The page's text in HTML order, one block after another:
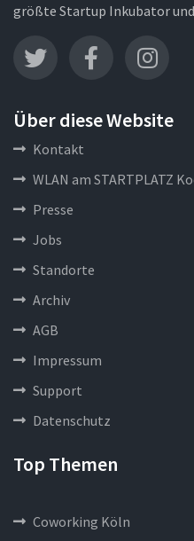
größte Startup Inkubator
Über diese Website
Kontakt
WLAN am STARTPLATZ
Presse
Jobs
Standorte
Archiv
AGB
Impressum
Support
Datenschutz
Top Themen
Coworking Köln